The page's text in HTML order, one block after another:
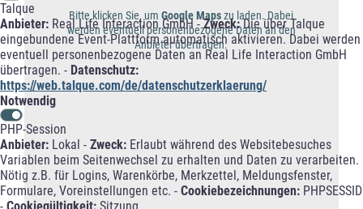
Talque
Anbieter: Real Life Interaction GmbH -Zweck:Die über Talque
eingebundene Event-Plattform automatisch aktivieren. Dabei werden
eventuell personenbezogene Daten an Real Life Interaction GmbH
übertragen. - Datenschutz:
https://web.talque.com/de/datenschutzerklaerung/
Notwendig
PHP-Session
Anbieter: Lokal - Zweck: Erlaubt während des Websitebesuches
Variablen beim Seitenwechsel zu erhalten und Daten zu verarbeiten.
Nötig z.B. für Logins, Warenkörbe, Merkzettel, Meldungsfenster,
Formulare, Voreinstellungen etc. - Cookiebezeichnungen: PHPSESSID